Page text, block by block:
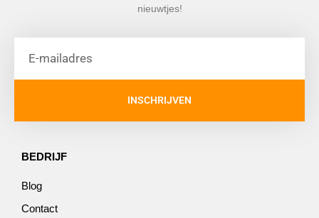
nieuwtjes!
INSCHRIJVEN
BEDRIJF
Blog
Contact